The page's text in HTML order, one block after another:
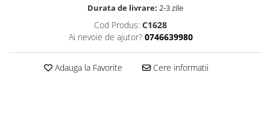
Durata de livrare: 2-3 zile
Cod Produs: C1628
Ai nevoie de ajutor? 0746639980
Adauga la Favorite Cere informatii